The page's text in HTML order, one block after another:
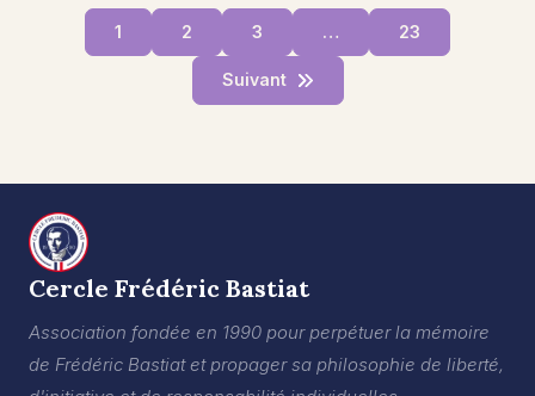
1 2 3 … 23
Suivant
Cercle Frédéric Bastiat
Association fondée en 1990 pour perpétuer la mémoire
de Frédéric Bastiat et propager sa philosophie de liberté,